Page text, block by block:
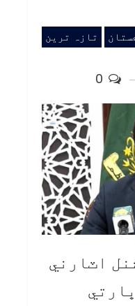
تازہ ترین
اٽارني